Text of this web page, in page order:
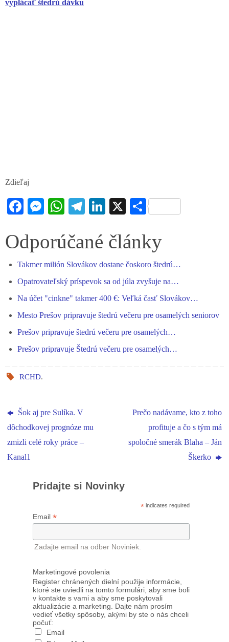
vyplácať štedrú dávku
Zdieľaj
Fa
bo
ok
M
se
er
W
ts
pp
Te
gr
m
Li
ed
X S
re
Odporúčané články
Takmer milión Slovákov dostane čoskoro štedrú…
Opatrovateľský príspevok sa od júla zvyšuje na…
Na účet "cinkne" takmer 400 €: Veľká časť Slovákov…
Mesto Prešov pripravuje štedrú večeru pre osamelých seniorov
Prešov pripravuje štedrú večeru pre osamelých…
Prešov pripravuje Štedrú večeru pre osamelých…
RCHD.
Šok aj pre Sulíka. V
dôchodkovej prognóze mu
zmizli celé roky práce –
Kanal1
Prečo nadávame, kto z toho
profituje a čo s tým má
spoločné smerák Blaha – Ján
Škerko
Pridajte si Novinky
* indicates required
Email *
Zadajte email na odber Noviniek.
Marketingové povolenia
Register chránených dielní použije informácie,
ktoré ste uviedli na tomto formulári, aby sme boli
v kontakte s vami a aby sme poskytovali
aktualizácie a marketing. Dajte nám prosím
vedieť všetky spôsoby, akými by ste o nás chceli
počuť:
Email